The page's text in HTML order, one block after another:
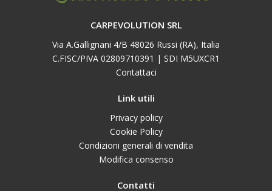
CARPEVOLUTION SRL
Via A.Gallignani 4/B 48026 Russi (RA), Italia
C.FISC/PIVA 02809710391 | SDI M5UXCR1
Contattaci
Link utili
Privacy policy
Cookie Policy
Condizioni generali di vendita
Modifica consenso
Contatti